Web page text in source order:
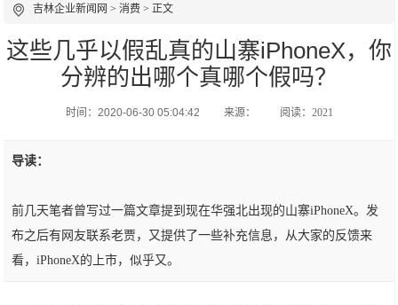
吉林企业新闻网 >消费 > 正文
这些几乎以假乱真的山寨iPhoneX，你
分辨的出哪个真哪个假吗？
时间：2020-06-30 05:04:42 来源： 阅读：2021
导读：
前几天笔者曾写过一篇文章提到现在华强北出现的山寨iPhoneX。发
布之后有网友联系老贾，又提供了一些补充信息，从大家的反馈来
看，iPhoneX的上市，似乎又。